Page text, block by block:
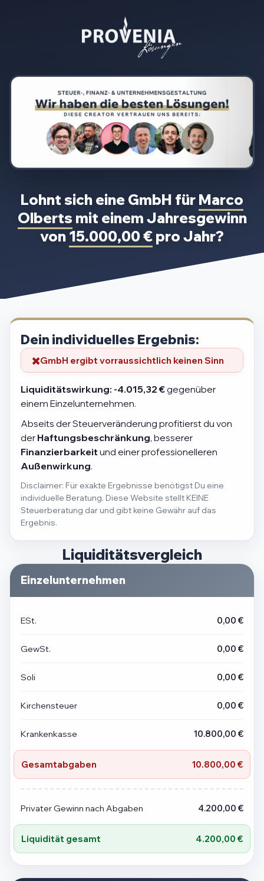
Lohnt sich eine GmbH für Marco
Olberts mit einem Jahresgewinn
von 15.000,00 € pro Jahr?
Dein individuelles Ergebnis:
GmbH ergibt vorraussichtlich keinen Sinn
Liquiditätswirkung: -4.015,32 €gegenüber
einem Einzelunternehmen.
Abseits der Steuerveränderung profitierst du von
der Haftungsbeschränkung, besserer
Finanzierbarkeit und einer professionelleren
Außenwirkung.
Disclaimer: Für exakte Ergebnisse benötigst Du eine
individuelle Beratung. Diese Website stellt KEINE
Steuerberatung dar und gibt keine Gewähr auf das
Ergebnis.
Liquiditätsvergleich
Einzelunternehmen
ESt. 0,00 €
GewSt. 0,00 €
Soli 0,00 €
Kirchensteuer 0,00 €
Krankenkasse 10.800,00 €
Gesamtabgaben 10.800,00 €
Privater Gewinn nach Abgaben 4.200,00 €
Liquidität gesamt 4.200,00 €